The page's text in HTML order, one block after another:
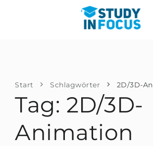
Bachelor & Master
Vorkurse an der Hochschule
Propädeutikum
SZENARIEN
Nach der Schule bewerben
Hochschulwechsel
Master in Deutschland
METHODIK
LEISTUNGEN
Start Schlagwörter 2D/3D-
Tag: 2D/3D-
Animation